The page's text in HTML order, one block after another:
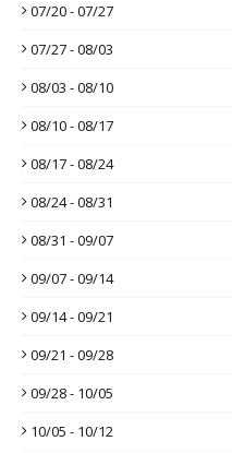
07/20 - 07/27
07/27 - 08/03
08/03 - 08/10
08/10 - 08/17
08/17 - 08/24
08/24 - 08/31
08/31 - 09/07
09/07 - 09/14
09/14 - 09/21
09/21 - 09/28
09/28 - 10/05
10/05 - 10/12